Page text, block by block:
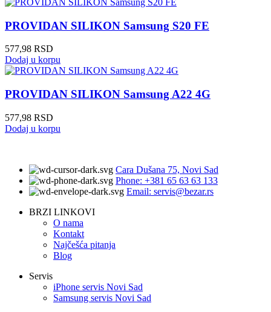
PROVIDAN SILIKON Samsung S20 FE
577,98 RSD
Dodaj u korpu
PROVIDAN SILIKON Samsung A22 4G
577,98 RSD
Dodaj u korpu
Cara Dušana 75, Novi Sad
Phone: +381 65 63 63 133
Email: servis@bezar.rs
BRZI LINKOVI
O nama
Kontakt
Najčešća pitanja
Blog
Servis
iPhone servis Novi Sad
Samsung servis Novi Sad